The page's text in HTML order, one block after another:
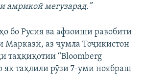
амрикоӣ мегузарад.”
бо Русия ва афзоиши равобити
Марказӣ, аз ҷумла Тоҷикистон
таҳқиқотии “Bloomberg
як таҳлили рӯзи 7-уми ноябраш